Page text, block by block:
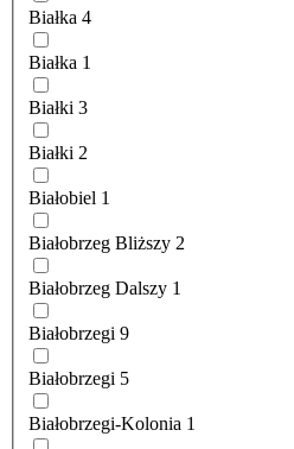
Białka 4
Białka 1
Białki 3
Białki 2
Białobiel 1
Białobrzeg Bliższy 2
Białobrzeg Dalszy 1
Białobrzegi 9
Białobrzegi 5
Białobrzegi-Kolonia 1